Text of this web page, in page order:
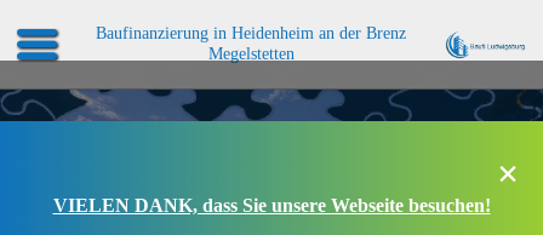
Baufinanzierung in Heidenheim an der Brenz
Megelstetten
×
VIELEN DANK, dass Sie unsere Webseite besuchen!